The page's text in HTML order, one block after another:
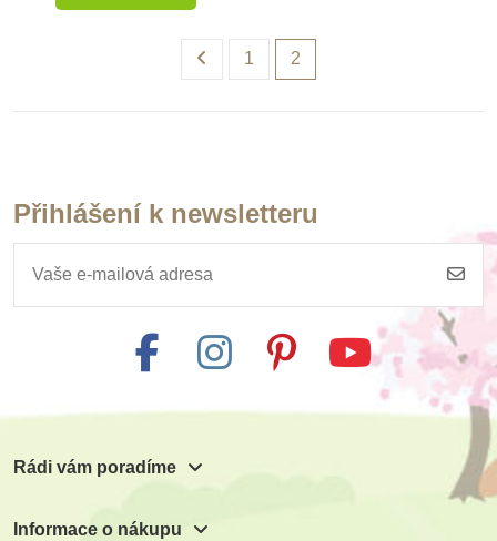
1 2
Přihlášení k newsletteru
Rádi vám poradíme
Informace o nákupu